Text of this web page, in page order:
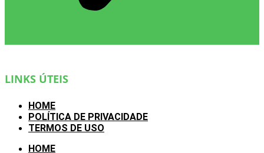
LINKS ÚTEIS
HOME
POLÍTICA DE PRIVACIDADE
TERMOS DE USO
HOME